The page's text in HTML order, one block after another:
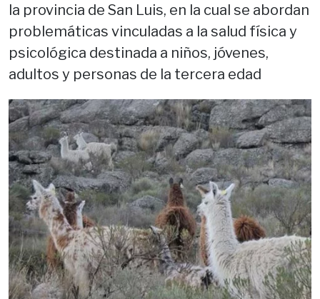
la provincia de San Luis, en la cual se abordan
problemáticas vinculadas a la salud física y
psicológica destinada a niños, jóvenes,
adultos y personas de la tercera edad